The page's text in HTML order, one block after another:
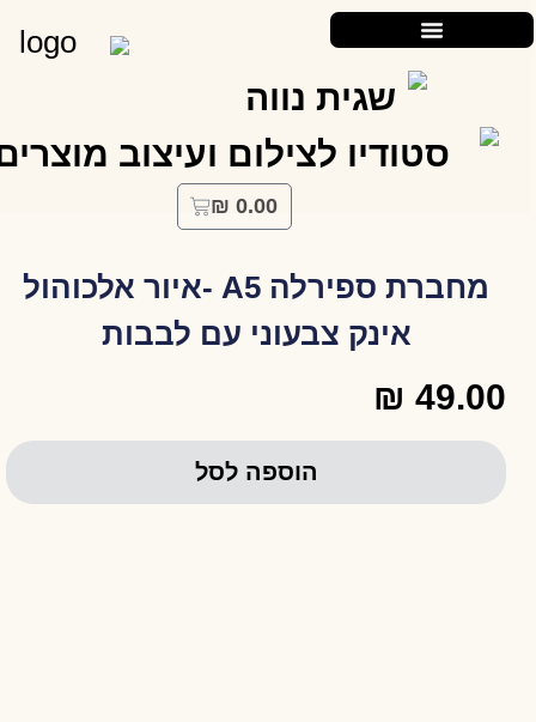
₪ 0.00
מחברת ספירלה A5 -איור אלכוהול
אינק צבעוני עם לבבות
₪ 49.00
הוספה לסל